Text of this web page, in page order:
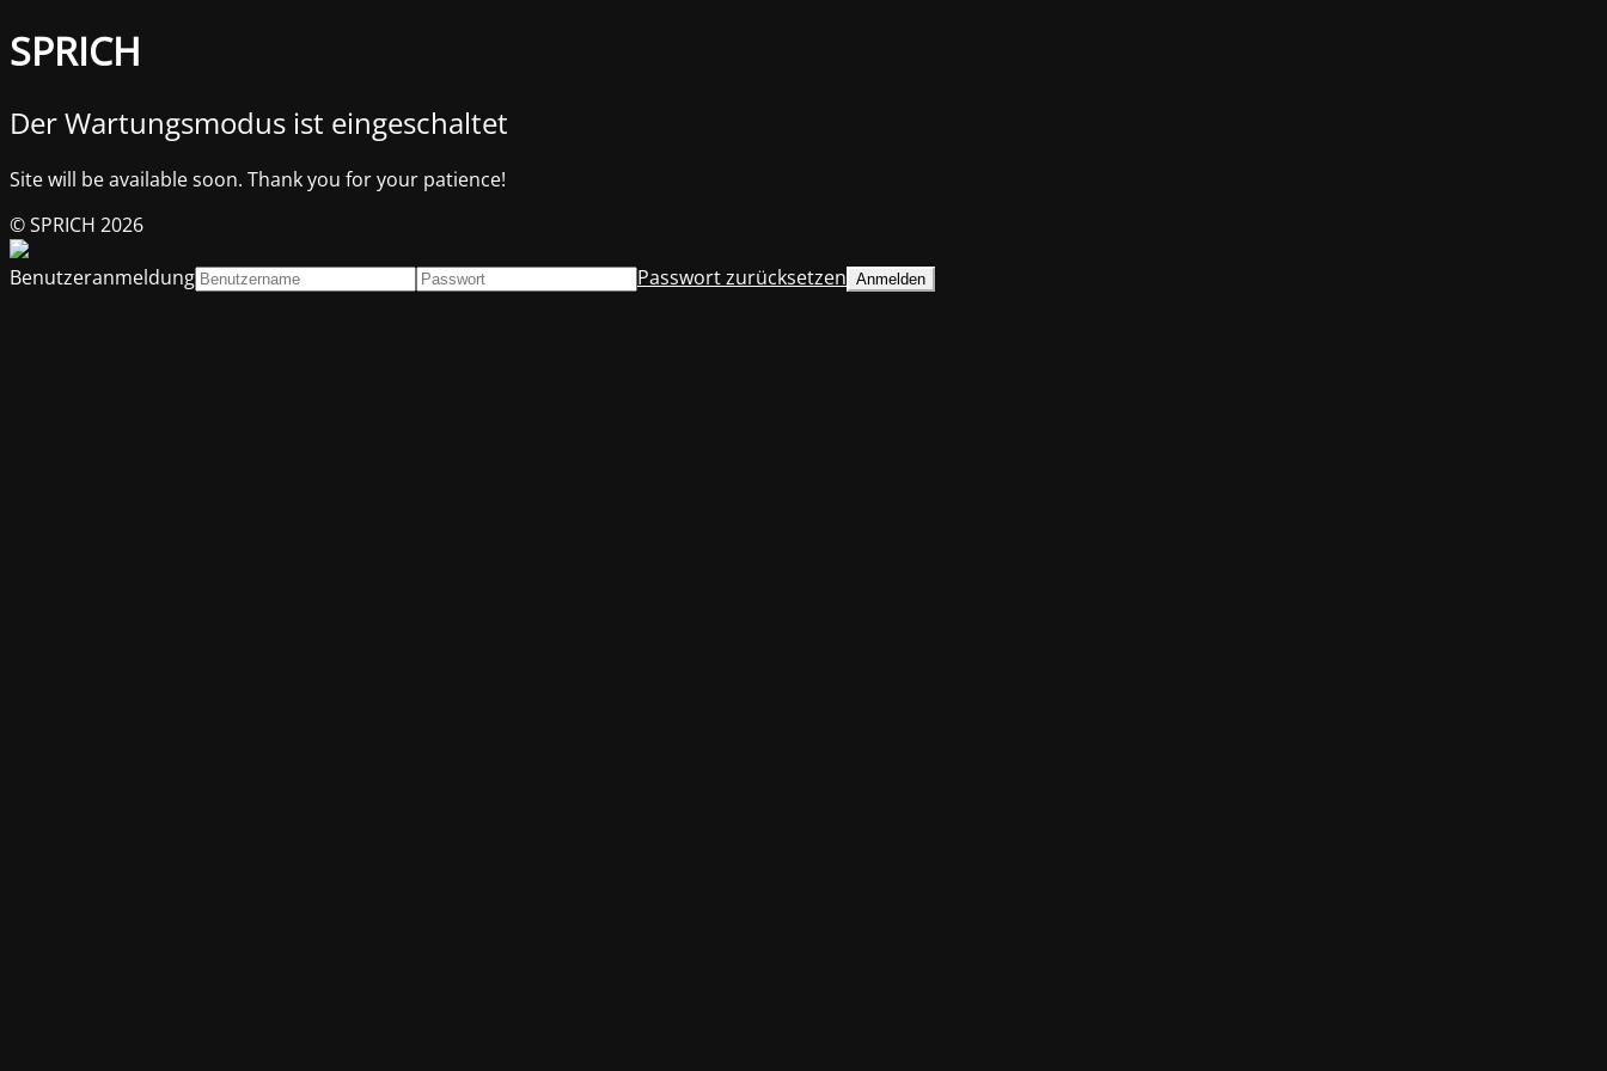
SPRICH
Der Wartungsmodus ist eingeschaltet
Site will be available soon. Thank you for your patience!
© SPRICH 2026
Benutzeranmeldung
Passwort zurücksetzen